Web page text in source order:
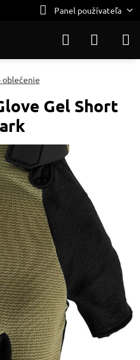
Panel používateľa
oblečenie
Gel Short